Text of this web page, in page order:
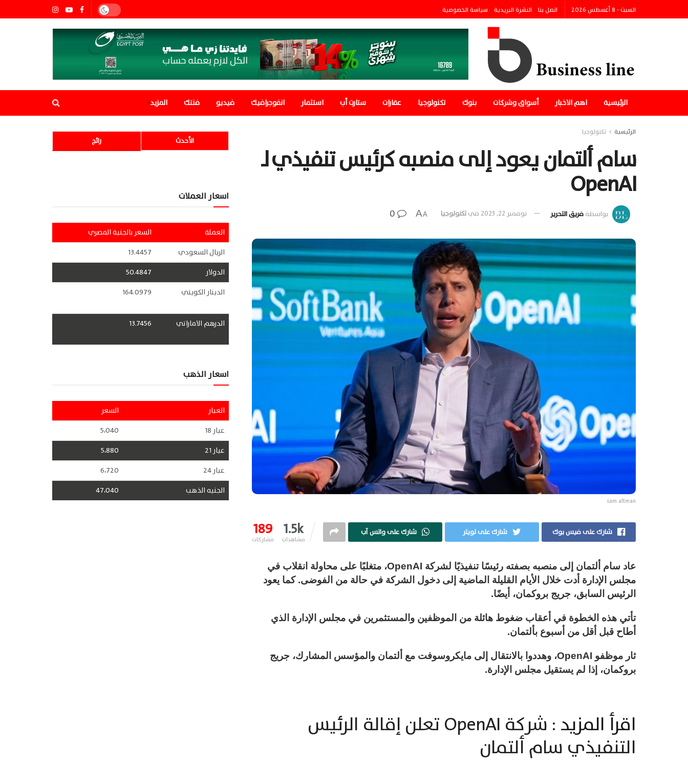
السبت - 8 أغسطس 2026 اتصل بنا النشرة البريدية سياسة الخصوصية
الرئيسية اهم الاخبار أسواق وشركات بنوك تكنولوجيا عقارات ستارت أب استثمار انفوجرافيك فيديو فنتك المزيد
الرئيسية تكنولوجيا
سام ألتمان يعود إلى منصبه كرئيس تنفيذي لـ
OpenAI
بواسطةفريق التحرير نوفمبر 22, 2023 فيتكنولوجيا A
A
sam altman
189
مشاركات 1.5k
مشاهدات
شارك على فيس بوك شارك على تويتر شارك على واتس آب
عاد سام ألتمان إلى منصبه بصفته رئيسًا تنفيذيًا لشركة OpenAI، متغلبًا على محاولة انقلاب في
مجلس الإدارة أدت خلال الأيام القليلة الماضية إلى دخول الشركة في حالة من الفوضى. كما يعود
الرئيس السابق، جريج بروكمان، أيضًا.
تأتي هذه الخطوة في أعقاب ضغوط هائلة من الموظفين والمستثمرين في مجلس الإدارة الذي
أطاح قبل أقل من أسبوع بألتمان.
ثار موظفو OpenAI، وهددوا بالانتقال إلى مايكروسوفت مع ألتمان والمؤسس المشارك، جريج
بروكمان، إذا لم يستقيل مجلس الإدارة.
اقرأ المزيد : شركة OpenAI تعلن إقالة الرئيس
التنفيذي سام ألتمان
رائج الأحدث
اسعار العملات
العملة
السعر بالجنية المصري
الريال السعودي
13.4457
الدولار
50.4847
الدينار الكويتي
164.0979
الدرهم الاماراتي 13.7456
اسعار الذهب
العيار
السعر
عيار 18
5،040
عيار 21
5،880
عيار 24
6،720
الجنيه الذهب
47،040